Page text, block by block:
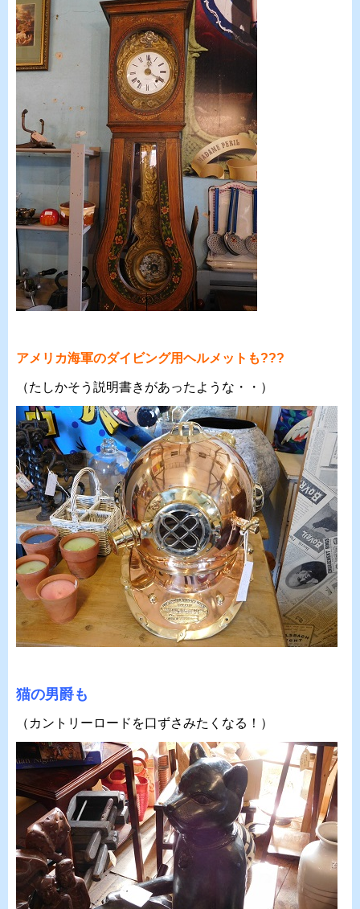
アメリカ海軍のダイビング用ヘルメットも???
（たしかそう説明書きがあったような・・）
猫の男爵も
（カントリーロードを口ずさみたくなる！）